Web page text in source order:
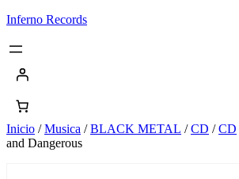
Saltar
contenido
Inferno Records
Inicio /Musica /BLACK METAL /CD /CD
and Dangerous